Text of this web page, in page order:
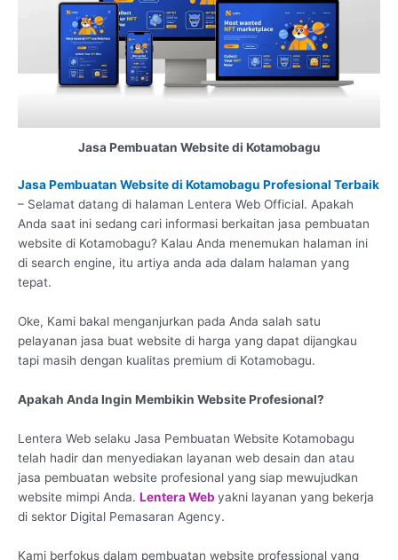
Jasa Pembuatan Website di Kotamobagu
Jasa Pembuatan Website di Kotamobagu Profesional Terbaik
– Selamat datang di halaman Lentera Web Official. Apakah
Anda saat ini sedang cari informasi berkaitan jasa pembuatan
website di Kotamobagu? Kalau Anda menemukan halaman ini
di search engine, itu artiya anda ada dalam halaman yang
tepat.
Oke, Kami bakal menganjurkan pada Anda salah satu
pelayanan jasa buat website di harga yang dapat dijangkau
tapi masih dengan kualitas premium di Kotamobagu.
Apakah Anda Ingin Membikin Website Profesional?
Lentera Web selaku Jasa Pembuatan Website Kotamobagu
telah hadir dan menyediakan layanan web desain dan atau
jasa pembuatan website profesional yang siap mewujudkan
website mimpi Anda. Lentera Web yakni layanan yang bekerja
di sektor Digital Pemasaran Agency.
Kami berfokus dalam pembuatan website professional yang